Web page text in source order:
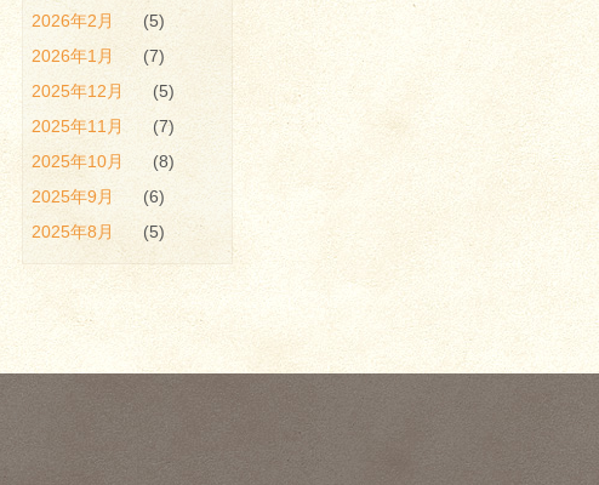
2026年2月
(5)
2026年1月
(7)
2025年12月
(5)
2025年11月
(7)
2025年10月
(8)
2025年9月
(6)
2025年8月
(5)